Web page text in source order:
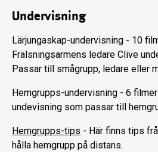
Undervisning
Lärjungaskap-undervisning - 10
Frälsningsarmens ledare Clive
Passar till smågrupp, ledare eller
Hemgrupps-undervisning - 6
undevisning som passar till
Hemgrupps-tips - Här finns tips
hålla hemgrupp på distans.